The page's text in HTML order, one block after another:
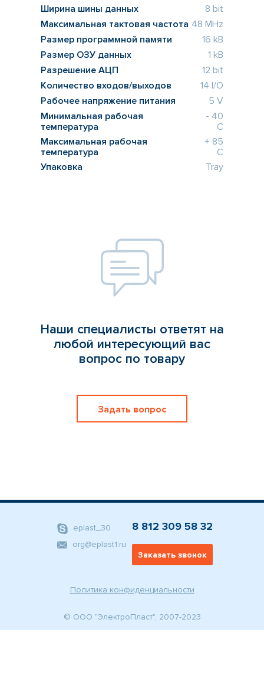
Ширина шины данных
8 bit
Максимальная тактовая частота 48 MHz
Размер программной памяти
16 kB
Размер ОЗУ данных
1 kB
Разрешение АЦП
12 bit
Количество входов/выходов
14 I/O
Рабочее напряжение питания
5 V
Минимальная рабочая
температура
- 40
C
Максимальная рабочая
температура
+ 85
C
Упаковка
Tray
Наши специалисты ответят на
любой интересующий вас
вопрос по товару
Задать вопрос
Политика конфиденциальности
eplast_30
org@eplast1.ru
8 812 309 58 32
Заказать звонок
© ООО "ЭлектроПласт", 2007-2023